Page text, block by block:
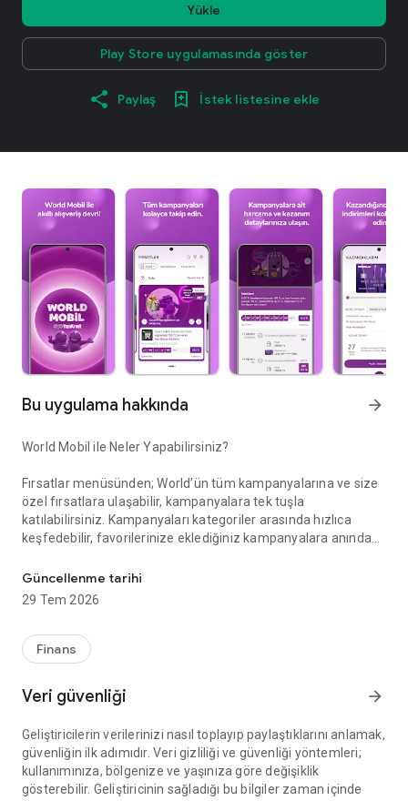
Yükle
Play Store uygulamasında göster
Paylaş İstek listesine ekle
Bu uygulama hakkında arrow_forward
World Mobil ile Neler Yapabilirsiniz?
Fırsatlar menüsünden; World’ün tüm kampanyalarına ve size
özel fırsatlara ulaşabilir, kampanyalara tek tuşla
katılabilirsiniz. Kampanyaları kategoriler arasında hızlıca
keşfedebilir, favorilerinize eklediğiniz kampanyalara anında
aradığınız kampanyayı kolayca bulabilir, kampanya
katılımlarınızı, kazanım süreçlerinizi ve elde ettiğiniz puan ile
Kazandıklarım menüsünden; Kredi kartlarınız, TLcard’larınız
kazandığınız puan ve indirimleri görüntüleyebilir, harcadığınız
World Pay menüsünden; QR Kod ile Öde özelliği sayesinde
kart veya hesabınızdan zahmetsizce ödeme yapabilirsiniz.
Güncellenme tarihi
29 Tem 2026
Finans
Veri güvenliği arrow_forward
Geliştiricilerin verilerinizi nasıl toplayıp paylaştıklarını anlamak,
güvenliğin ilk adımıdır. Veri gizliliği ve güvenliği yöntemleri;
kullanımınıza, bölgenize ve yaşınıza göre değişiklik
gösterebilir. Geliştiricinin sağladığı bu bilgiler zaman içinde